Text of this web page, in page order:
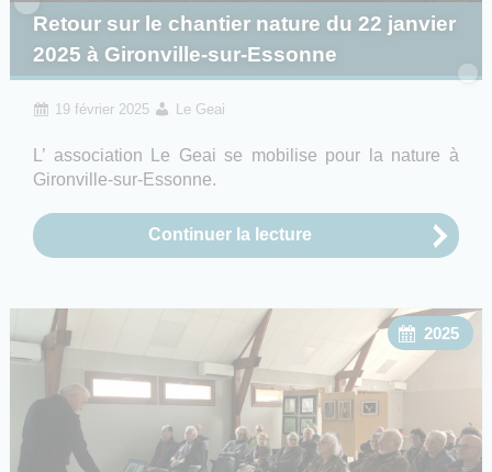
Retour sur le chantier nature du 22 janvier
2025 à Gironville-sur-Essonne
19 février 2025 Le Geai
L’ association Le Geai se mobilise pour la nature à
Gironville-sur-Essonne.
Continuer la lecture
2025